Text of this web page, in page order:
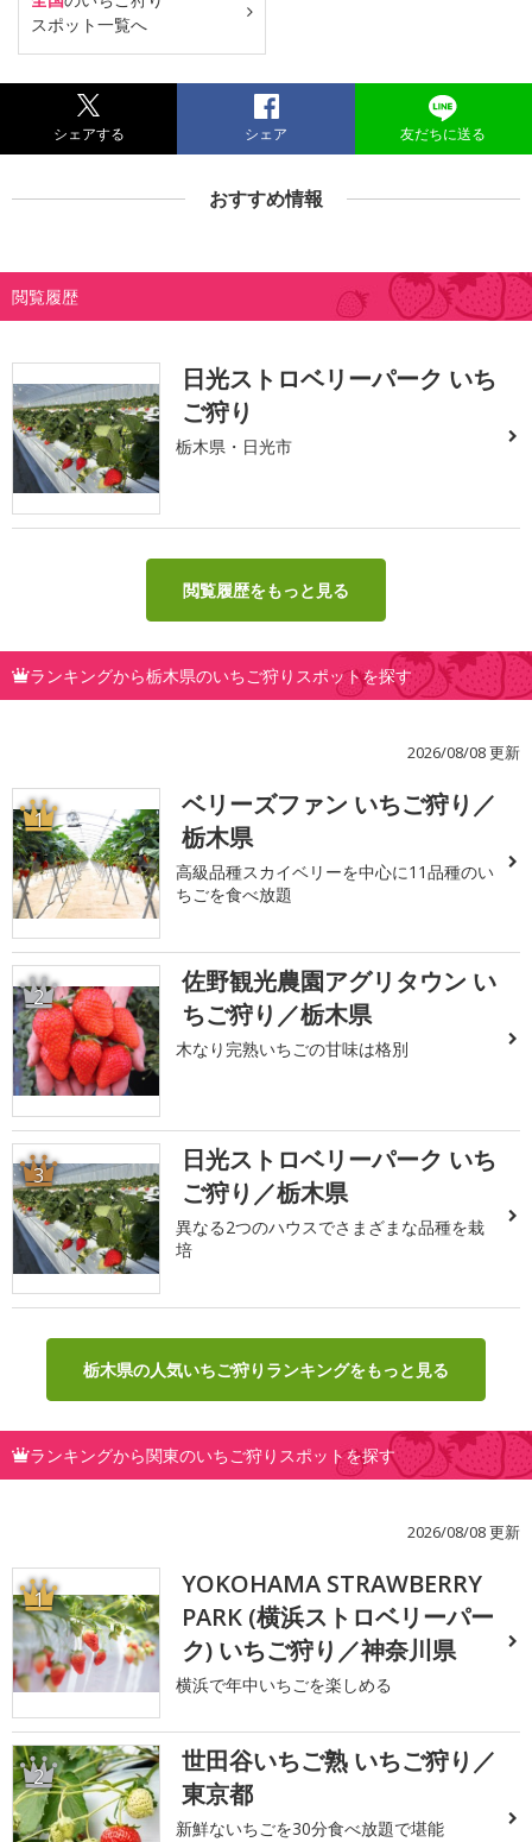
スポット一覧へ
シェアする シェア 友だちに送る
おすすめ情報
閲覧履歴
日光ストロベリーパーク いち
ご狩り
栃木県・日光市
閲覧履歴をもっと見る
ランキングから栃木県のいちご狩りスポットを探す
2026/08/08 更新
1
ベリーズファン いちご狩り／
栃木県
高級品種スカイベリーを中心に11品種のい
ちごを食べ放題
2
佐野観光農園アグリタウン い
ちご狩り／栃木県
木なり完熟いちごの甘味は格別
3
日光ストロベリーパーク いち
ご狩り／栃木県
異なる2つのハウスでさまざまな品種を栽
培
栃木県の人気いちご狩りランキングをもっと見る
ランキングから関東のいちご狩りスポットを探す
2026/08/08 更新
1
YOKOHAMA STRAWBERRY
PARK (横浜ストロベリーパー
ク) いちご狩り／神奈川県
横浜で年中いちごを楽しめる
2
世田谷いちご熟 いちご狩り／
東京都
新鮮ないちごを30分食べ放題で堪能